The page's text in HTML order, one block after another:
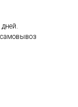
самовывоз